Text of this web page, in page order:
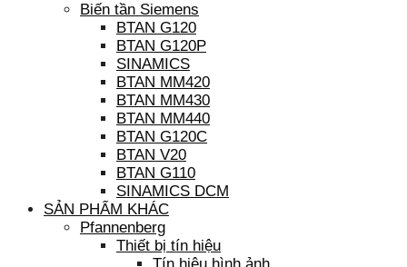
Biến tần Siemens
BTAN G120
BTAN G120P
SINAMICS
BTAN MM420
BTAN MM430
BTAN MM440
BTAN G120C
BTAN V20
BTAN G110
SINAMICS DCM
SẢN PHẨM KHÁC
Pfannenberg
Thiết bị tín hiệu